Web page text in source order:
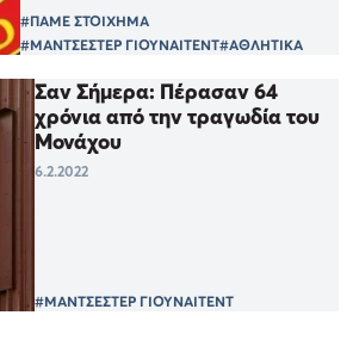
#ΠΑΜΕ ΣΤΟΙΧΗΜΑ
#ΜΑΝΤΣΕΣΤΕΡ ΓΙΟΥΝΑΙΤΕΝΤ#ΑΘΛΗΤΙΚΑ
Σαν Σήμερα: Πέρασαν 64
χρόνια από την τραγωδία του
Μονάχου
6.2.2022
#ΜΑΝΤΣΕΣΤΕΡ ΓΙΟΥΝΑΙΤΕΝΤ